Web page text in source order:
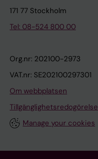
171 77 Stockholm
Tel: 08-524 800 00
Org.nr: 202100-2973
VAT.nr: SE202100297301
Om webbplatsen
Tillgänglighetsredogörelse
Manage your cookies